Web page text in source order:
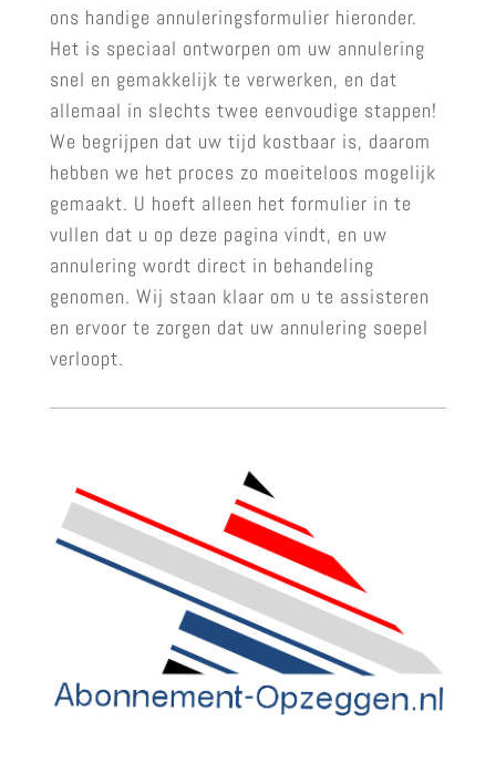
ons handige annuleringsformulier hieronder.
Het is speciaal ontworpen om uw annulering
snel en gemakkelijk te verwerken, en dat
allemaal in slechts twee eenvoudige stappen!
We begrijpen dat uw tijd kostbaar is, daarom
hebben we het proces zo moeiteloos mogelijk
gemaakt. U hoeft alleen het formulier in te
vullen dat u op deze pagina vindt, en uw
annulering wordt direct in behandeling
genomen. Wij staan klaar om u te assisteren
en ervoor te zorgen dat uw annulering soepel
verloopt.